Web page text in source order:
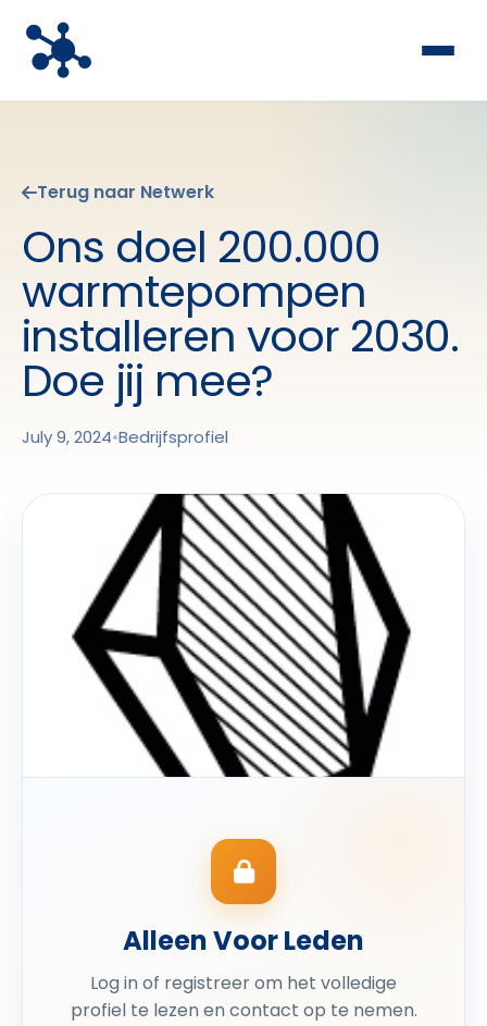
Terug naar Netwerk
Ons doel 200.000
warmtepompen
installeren voor 2030.
Doe jij mee?
July 9, 2024•Bedrijfsprofiel
Alleen Voor Leden
Log in of registreer om het volledige
profiel te lezen en contact op te nemen.